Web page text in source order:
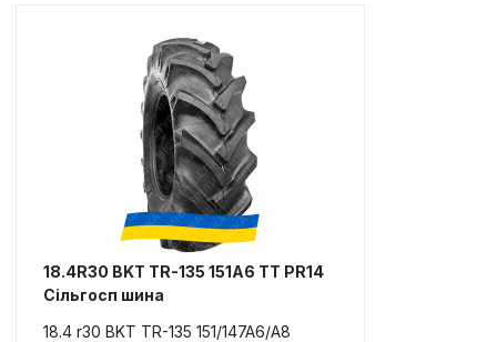
18.4R30 BKT TR-135 151A6 TT PR14
Сільгосп шина
18.4 r30 BKT TR-135 151/147A6/A8